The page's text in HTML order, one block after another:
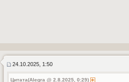
24.10.2025, 1:50
Цитата(Alegra @ 2.8.2025, 0:29)